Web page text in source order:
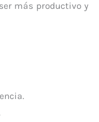
más productivo y